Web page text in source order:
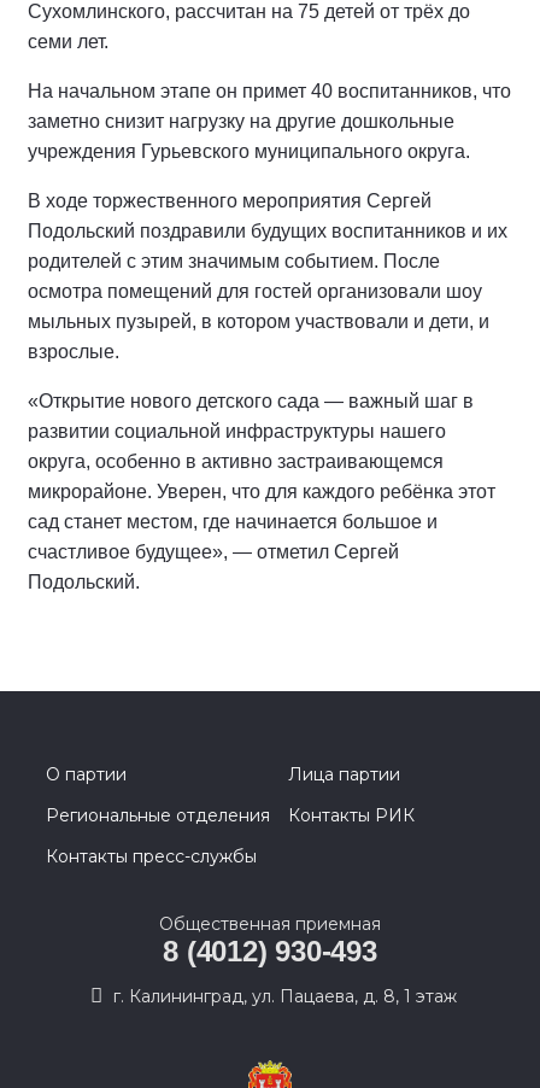
Сухомлинского, рассчитан на 75 детей от трёх до
семи лет.
На начальном этапе он примет 40 воспитанников, что
заметно снизит нагрузку на другие дошкольные
учреждения Гурьевского муниципального округа.
В ходе торжественного мероприятия Сергей
Подольский поздравили будущих воспитанников и их
родителей с этим значимым событием. После
осмотра помещений для гостей организовали шоу
мыльных пузырей, в котором участвовали и дети, и
взрослые.
«Открытие нового детского сада — важный шаг в
развитии социальной инфраструктуры нашего
округа, особенно в активно застраивающемся
микрорайоне. Уверен, что для каждого ребёнка этот
сад станет местом, где начинается большое и
счастливое будущее», — отметил Сергей
Подольский.
О партии
Лица партии
Региональные отделения
Контакты РИК
Контакты пресс-службы
Общественная приемная
8 (4012) 930-493
г. Калининград, ул. Пацаева, д. 8, 1 этаж